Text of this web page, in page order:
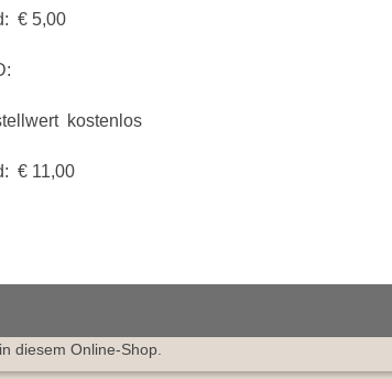
€ 5,00
kostenlos
€ 11,00
diesem Online-Shop.